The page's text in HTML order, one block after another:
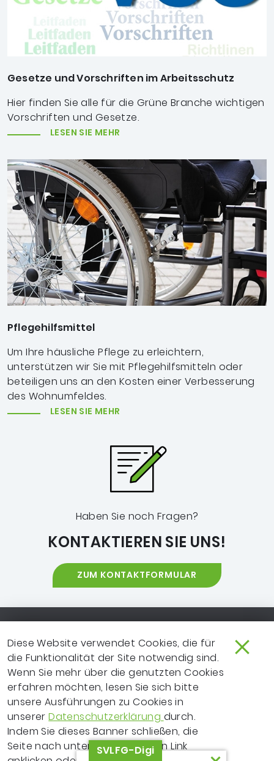
Diese Website verwendet Cookies, die für
die Funktionalität der Site notwendig sind.
Wenn Sie mehr über die genutzten Cookies
erfahren möchten, lesen Sie sich bitte
unsere Ausführungen zu Cookies in
unsererDatenschutzerklärung durch.
Indem Sie dieses Banner schließen, die
Seite nach unten scrollen, einen Link
Gesetze und Vorschriften im Arbeitsschutz
Hier finden Sie alle für die Grüne Branche wichtigen
Vorschriften und Gesetze.
LESEN SIE MEHR
Pflegehilfsmittel
Um Ihre häusliche Pflege zu erleichtern,
unterstützen wir Sie mit Pflegehilfsmitteln oder
beteiligen uns an den Kosten einer Verbesserung
des Wohnumfeldes.
LESEN SIE MEHR
Haben Sie noch Fragen?
KONTAKTIEREN SIE UNS!
ZUM KONTAKTFORMULAR
SO ERREICHEN SIE UNS
EXTRANET
IMPRESSUM
NEWSLETTER
LEICHTE SPRACHE
DATENSCHUTZ
FRAGEN ZUR WEBSITE?
VERTRAGSPARTNER
ERKLÄRUNG ZUR
BARRIEREFREIHEITSVLFG-Digi